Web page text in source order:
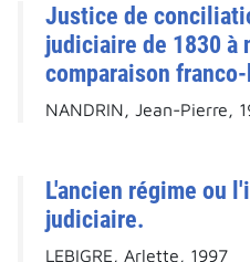
Justice de
judiciaire de 1830 à
comparaison
NANDRIN, Jean-Pierre,
L'ancien régime ou
judiciaire.
LEBIGRE, Arlette, 1997